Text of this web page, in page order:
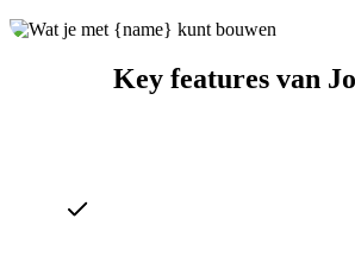
Key features van